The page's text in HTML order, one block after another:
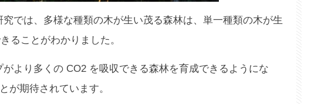
では、多様な種類の木が生い茂る森林は、単一種類の木が生
ることがわかりました。
より多くの CO2 を吸収できる森林を育成できるようにな
が期待されています。